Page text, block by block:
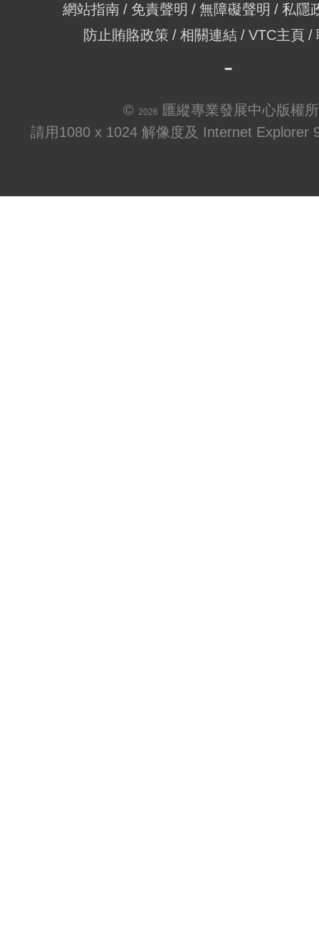
網站指南 免責聲明 無障礙聲明
私隱
防止賄賂政策
相關連結 VTC主頁
© 2026
匯縱專業發展中心版權
請用1080 x 1024 解像度及 Internet Explorer